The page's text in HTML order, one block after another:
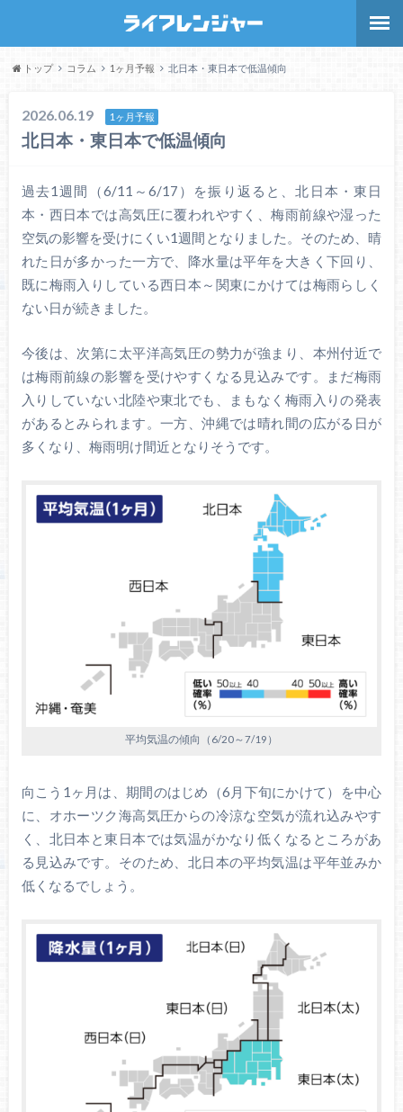
トップ コラム 1ヶ月予報 北日本・東日本で低温傾向
2026.06.19 1ヶ月予報
北日本・東日本で低温傾向
過去1週間（6/11～6/17）を振り返ると、北日本・東日
本・西日本では高気圧に覆われやすく、梅雨前線や湿った
空気の影響を受けにくい1週間となりました。そのため、晴
れた日が多かった一方で、降水量は平年を大きく下回り、
既に梅雨入りしている西日本～関東にかけては梅雨らしく
ない日が続きました。
今後は、次第に太平洋高気圧の勢力が強まり、本州付近で
は梅雨前線の影響を受けやすくなる見込みです。まだ梅雨
入りしていない北陸や東北でも、まもなく梅雨入りの発表
があるとみられます。一方、沖縄では晴れ間の広がる日が
多くなり、梅雨明け間近となりそうです。
平均気温の傾向（6/20～7/19）
向こう1ヶ月は、期間のはじめ（6月下旬にかけて）を中心
に、オホーツク海高気圧からの冷涼な空気が流れ込みやす
く、北日本と東日本では気温がかなり低くなるところがあ
る見込みです。そのため、北日本の平均気温は平年並みか
低くなるでしょう。